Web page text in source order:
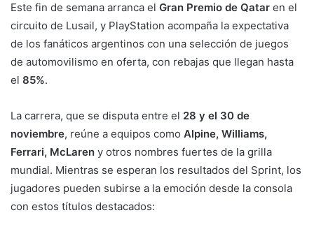
Este fin de semana arranca el Gran Premio de Qatar en el
circuito de Lusail, y PlayStation acompaña la expectativa
de los fanáticos argentinos con una selección de juegos
de automovilismo en oferta, con rebajas que llegan hasta
el 85%.
La carrera, que se disputa entre el 28 y el 30 de
noviembre, reúne a equipos como Alpine, Williams,
Ferrari, McLaren y otros nombres fuertes de la grilla
mundial. Mientras se esperan los resultados del Sprint, los
jugadores pueden subirse a la emoción desde la consola
con estos títulos destacados: